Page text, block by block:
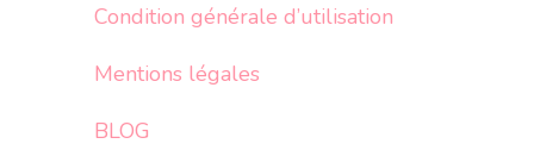
Condition générale d’utilisation
Mentions légales
BLOG